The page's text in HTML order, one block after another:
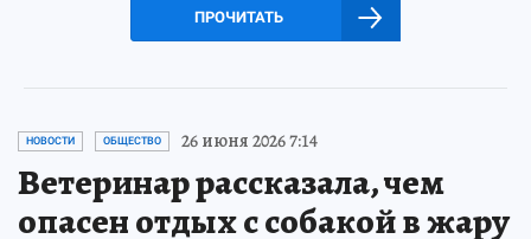
ПРОЧИТАТЬ
НОВОСТИ ОБЩЕСТВО 26 июня 2026 7:14
Ветеринар рассказала, чем
опасен отдых с собакой в жару